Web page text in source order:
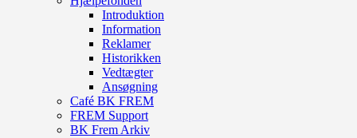
Introduktion
Information
Reklamer
Historikken
Vedtægter
Ansøgning
Café BK FREM
FREM Support
BK Frem Arkiv